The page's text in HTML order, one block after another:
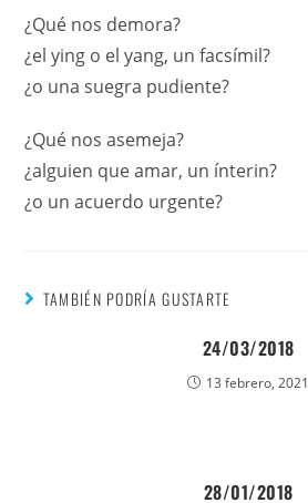
¿Qué nos demora?
¿el ying o el yang, un facsímil?
¿o una suegra pudiente?
¿Qué nos asemeja?
¿alguien que amar, un ínterin?
¿o un acuerdo urgente?
TAMBIÉN PODRÍA GUSTARTE
24/03/2018
13 febrero, 2021
28/01/2018